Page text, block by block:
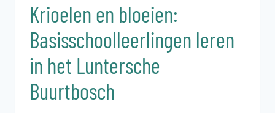
Krioelen en bloeien:
Basisschoolleerlingen leren
in het Luntersche
Buurtbosch